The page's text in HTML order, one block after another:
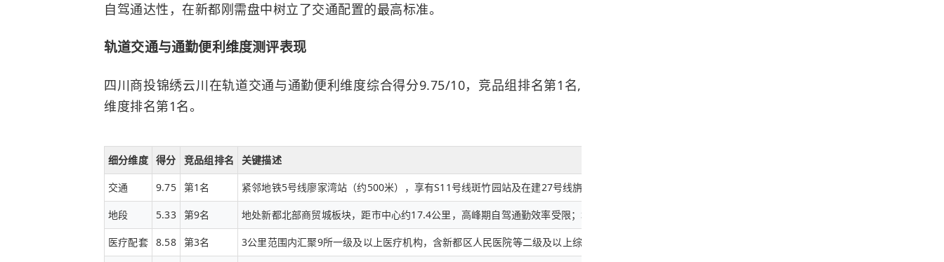
自驾通达性，在新都刚需盘中树立了交通配置的最高标准。
轨道交通与通勤便利维度测评表现
四川商投锦绣云川在轨道交通与通勤便利维度综合得分9.75/10，竞品组排名第1名,
维度排名第1名。
细分维度 得分 竞品组排名 关键描述
交通 9.75 第1名 紧邻地铁5号线廖家湾站（约500米），享有S11号线斑竹园站及在建27号线旃檀站三轨交汇规划利好；周边“四横三纵”路网结构清晰，自驾通达性良好，属新
地段 5.33 第9名 地处新都北部商贸城板块，距市中心约17.4公里，高峰期自驾通勤效率受限；城市界面更新节奏相对平缓，属郊区成熟型板块而非核心城区
医疗配套 8.58 第3名 3公里范围内汇聚9所一级及以上医疗机构，含新都区人民医院等二级及以上综合医院，基础医疗配套完善、通达性优异